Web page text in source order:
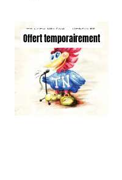
Offert temporairement